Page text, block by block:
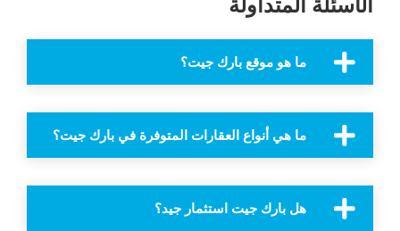
ما هو موقع بارك جيت؟
ما هي أنواع العقارات المتوفرة في بارك جيت؟
هل بارك جيت استثمار جيد؟